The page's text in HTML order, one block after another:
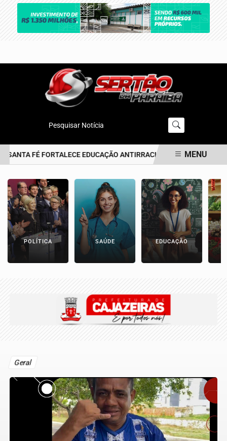
Pesquisar Notícia
FÉ FORTALECE EDUCAÇÃO ANTIRRACISTA DESDE AMENU
POLÍTICA SAÚDE EDUCAÇÃO
Geral